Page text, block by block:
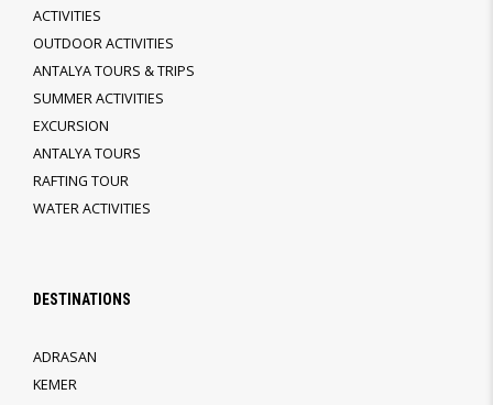
ACTIVITIES
OUTDOOR ACTIVITIES
ANTALYA TOURS & TRIPS
SUMMER ACTIVITIES
EXCURSION
ANTALYA TOURS
RAFTING TOUR
WATER ACTIVITIES
DESTINATIONS
ADRASAN
KEMER